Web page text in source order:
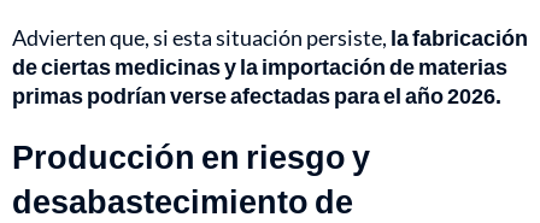
Advierten que, si esta situación persiste, la fabricación
de ciertas medicinas y la importación de materias
primas podrían verse afectadas para el año 2026.
Producción en riesgo y
desabastecimiento de